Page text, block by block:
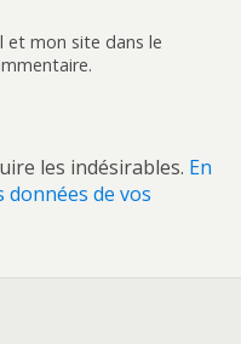
et mon site dans le
les indésirables. En
de vos